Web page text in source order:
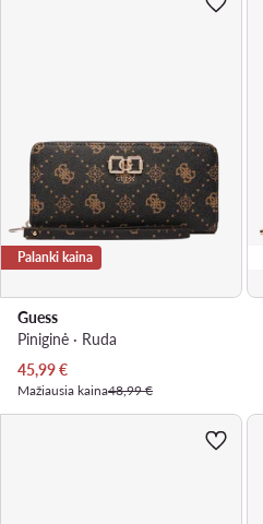
Palanki kaina
Guess
Piniginė · Ruda
Dabartinė kaina
45,99€
Mažiausia kaina48,99 €